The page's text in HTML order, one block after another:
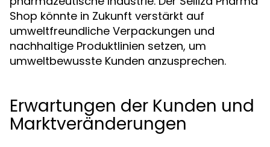
Shop könnte in Zukunft verstärkt auf
umweltfreundliche Verpackungen und
nachhaltige Produktlinien setzen, um
umweltbewusste Kunden anzusprechen.
Erwartungen der Kunden und
Marktveränderungen